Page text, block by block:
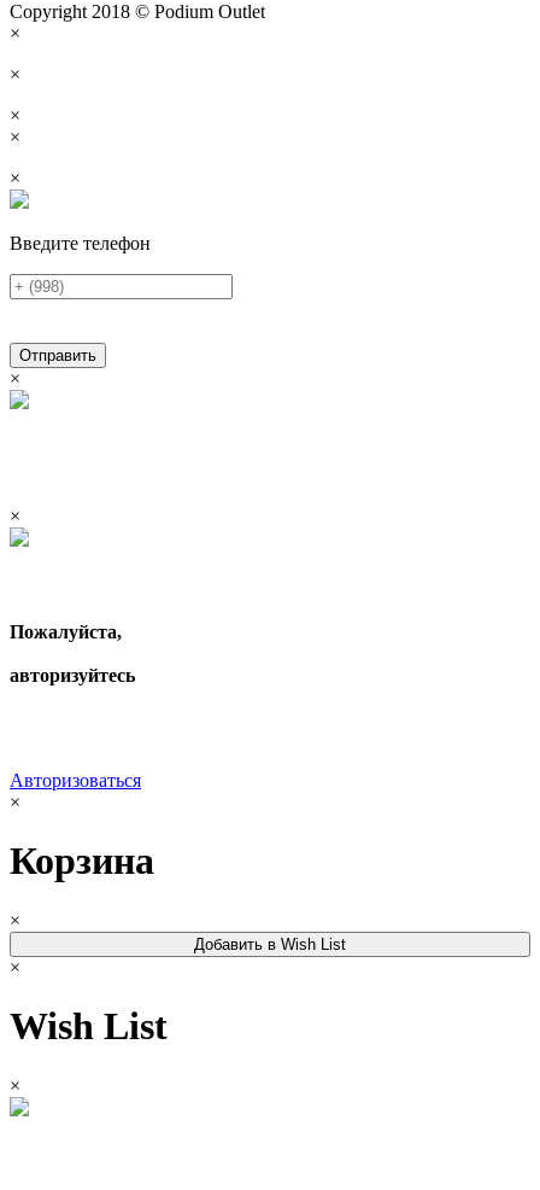
Copyright 2018 © Podium Outlet
×
×
×
×
×
Введите телефон
Отправить
×
×
Пожалуйста,
авторизуйтесь
Авторизоваться
×
Корзина
×
Добавить в Wish List
×
Wish List
×